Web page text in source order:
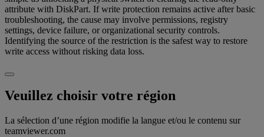
attribute with DiskPart. If write protection remains active after basic
troubleshooting, the cause may involve permissions, registry
settings, device failure, or organizational security controls.
Identifying the source of the restriction is the safest way to restore
write access without risking data loss.
Veuillez choisir votre région
La sélection d’une région modifie la langue et/ou le contenu sur
teamviewer.com